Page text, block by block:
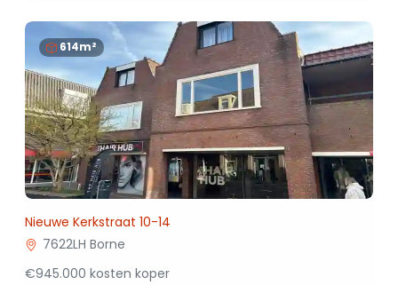
614m²
Nieuwe Kerkstraat 10-14
7622LH Borne
€945.000 kosten koper